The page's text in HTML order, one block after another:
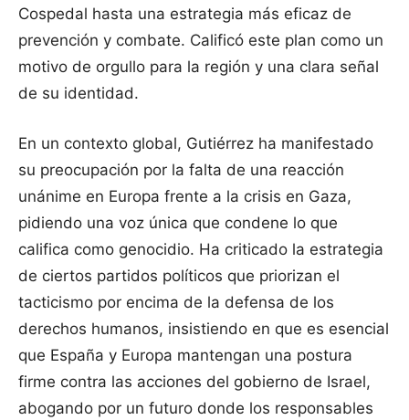
Cospedal hasta una estrategia más eficaz de
prevención y combate. Calificó este plan como un
motivo de orgullo para la región y una clara señal
de su identidad.
En un contexto global, Gutiérrez ha manifestado
su preocupación por la falta de una reacción
unánime en Europa frente a la crisis en Gaza,
pidiendo una voz única que condene lo que
califica como genocidio. Ha criticado la estrategia
de ciertos partidos políticos que priorizan el
tacticismo por encima de la defensa de los
derechos humanos, insistiendo en que es esencial
que España y Europa mantengan una postura
firme contra las acciones del gobierno de Israel,
abogando por un futuro donde los responsables